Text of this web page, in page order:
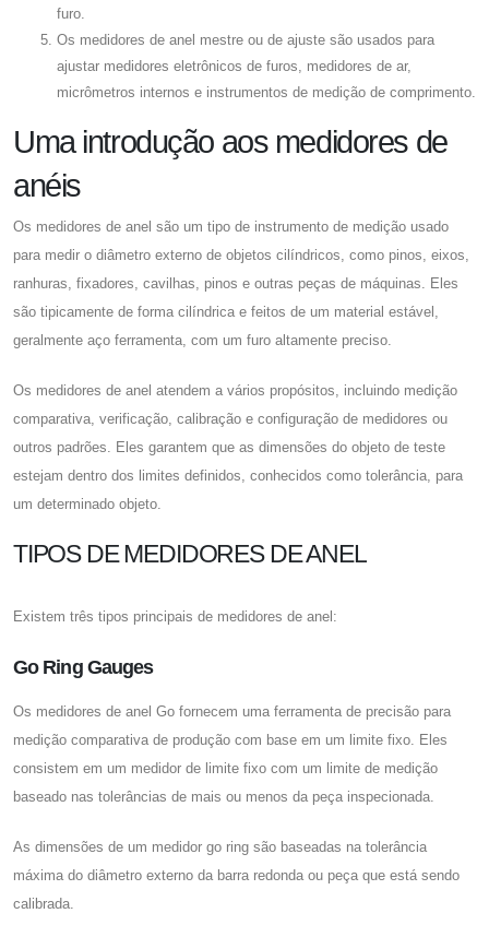
furo.
Os medidores de anel mestre ou de ajuste são usados ​​para
ajustar medidores eletrônicos de furos, medidores de ar,
micrômetros internos e instrumentos de medição de comprimento.
Uma introdução aos medidores de
anéis
Os medidores de anel são um tipo de instrumento de medição usado
para medir o diâmetro externo de objetos cilíndricos, como pinos, eixos,
ranhuras, fixadores, cavilhas, pinos e outras peças de máquinas. Eles
são tipicamente de forma cilíndrica e feitos de um material estável,
geralmente aço ferramenta, com um furo altamente preciso.
Os medidores de anel atendem a vários propósitos, incluindo medição
comparativa, verificação, calibração e configuração de medidores ou
outros padrões. Eles garantem que as dimensões do objeto de teste
estejam dentro dos limites definidos, conhecidos como tolerância, para
um determinado objeto.
TIPOS DE MEDIDORES DE ANEL
Existem três tipos principais de medidores de anel:
Go Ring Gauges
Os medidores de anel Go fornecem uma ferramenta de precisão para
medição comparativa de produção com base em um limite fixo. Eles
consistem em um medidor de limite fixo com um limite de medição
baseado nas tolerâncias de mais ou menos da peça inspecionada.
As dimensões de um medidor go ring são baseadas na tolerância
máxima do diâmetro externo da barra redonda ou peça que está sendo
calibrada.